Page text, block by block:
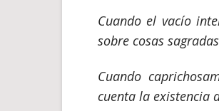
Cuando el vacío
sobre cosas
Cuando
cuenta la existencia